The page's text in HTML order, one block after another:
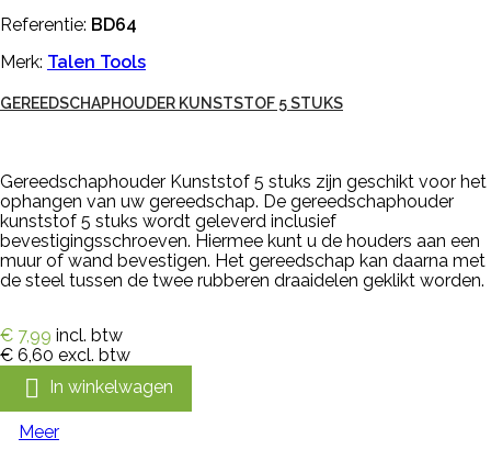
Referentie: BD64
Merk: Talen Tools
GEREEDSCHAPHOUDER KUNSTSTOF 5 STUKS
Gereedschaphouder Kunststof 5 stuks zijn geschikt voor het
ophangen van uw gereedschap. De gereedschaphouder
kunststof 5 stuks wordt geleverd inclusief
bevestigingsschroeven. Hiermee kunt u de houders aan een
muur of wand bevestigen. Het gereedschap kan daarna met
de steel tussen de twee rubberen draaidelen geklikt worden.
€ 7,99 incl. btw
€ 6,60 excl. btw
 In winkelwagen
Meer